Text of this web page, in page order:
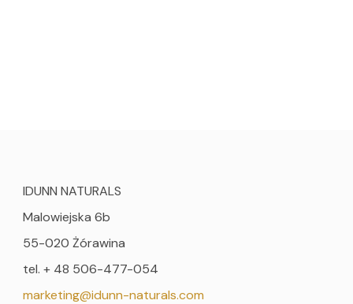
IDUNN NATURALS
Malowiejska 6b
55-020 Żórawina
tel. + 48 506-477-054
marketing@idunn-naturals.com